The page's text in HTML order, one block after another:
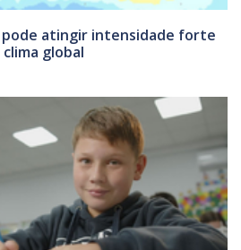
pode atingir intensidade forte
global